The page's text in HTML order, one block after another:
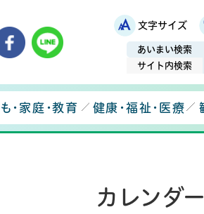
鉾田市役所ホームページ文字サイズ
あいまい検索
サイト内検索
ールマガジン鉾田市公式Instagram
鉾田市公式Facebook
鉾田市公式
・家庭・教育 健康・福祉・医療
カレンダー